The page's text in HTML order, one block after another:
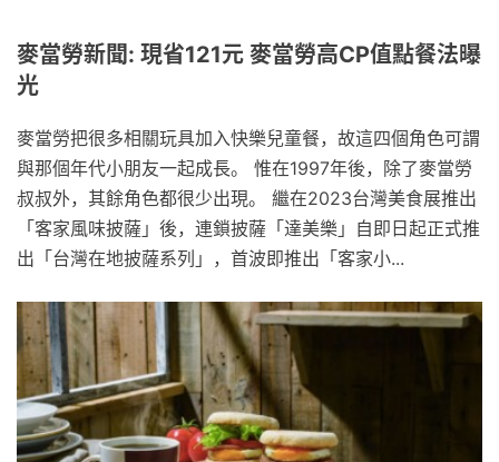
麥當勞新聞: 現省121元 麥當勞高CP值點餐法曝
光
麥當勞把很多相關玩具加入快樂兒童餐，故這四個角色可謂
與那個年代小朋友一起成長。 惟在1997年後，除了麥當勞
叔叔外，其餘角色都很少出現。 繼在2023台灣美食展推出
「客家風味披薩」後，連鎖披薩「達美樂」自即日起正式推
出「台灣在地披薩系列」，首波即推出「客家小...